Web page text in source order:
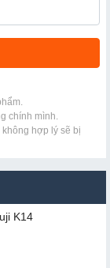
chính mình.
hợp lý sẽ bị
K14